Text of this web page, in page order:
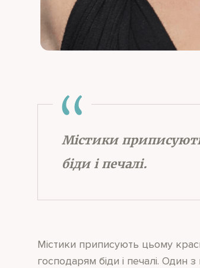
Містики
біди і печалі.
Містики приписують цьому
господарям біди і печалі. Один